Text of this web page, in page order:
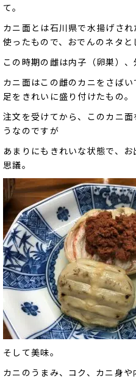
て。
カニ面とは石川県で水揚げさ
使ったもので、おでんのネタと
この時期の雌は内子（卵巣）、
カニ面はこの雌のカニをさば
足をきれいに盛り付けたもの。
注文を受けてから、このカニ
うなのですが
あまりにもきれいな状態で、
思議。
そして美味。
カニのうまみ、コク、カニ身